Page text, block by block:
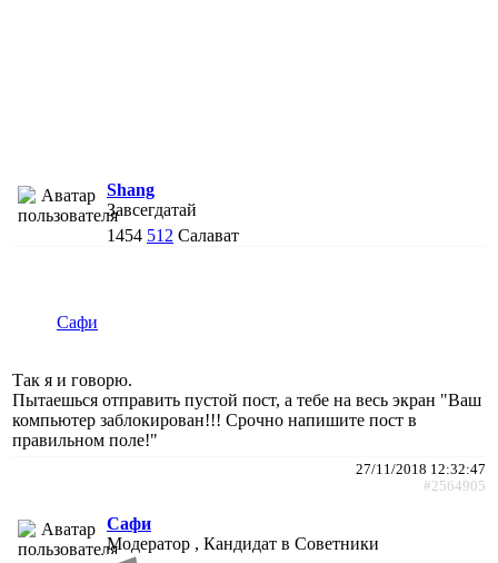
Shang
Завсегдатай
1454 512 Салават
Сафи
Так я и говорю.
Пытаешься отправить пустой пост, а тебе на весь экран "Ваш
компьютер заблокирован!!! Срочно напишите пост в
правильном поле!"
27/11/2018 12:32:47
#2564905
Сафи
Модератор , Кандидат в Советники